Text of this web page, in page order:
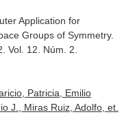
Application for
Groups of Symmetry.
Vol. 12. Núm. 2.
Patricia, Emilio
J., Miras Ruiz, Adolfo, et.